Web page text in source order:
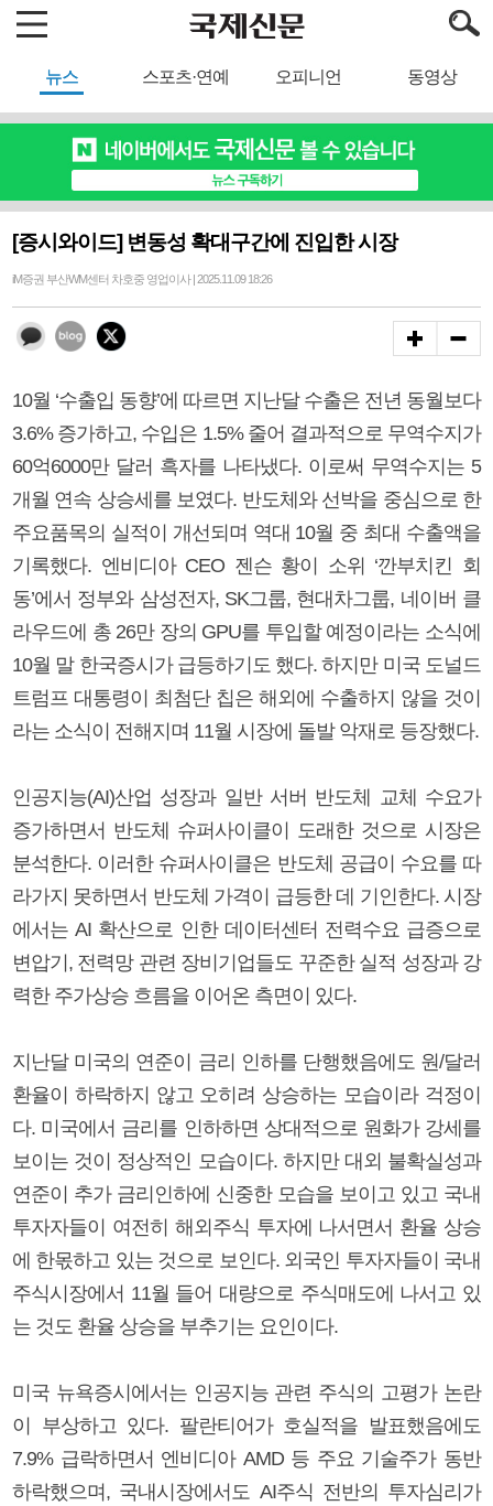
뉴스 스포츠·연예 오피니언 동영상
[증시와이드] 변동성 확대구간에 진입한 시장
iM증권 부산WM센터 차호중 영업이사 | 2025.11.09 18:26
10월 ‘수출입 동향’에 따르면 지난달 수출은 전년 동월보다
3.6% 증가하고, 수입은 1.5% 줄어 결과적으로 무역수지가
60억6000만 달러 흑자를 나타냈다. 이로써 무역수지는 5
개월 연속 상승세를 보였다. 반도체와 선박을 중심으로 한
주요품목의 실적이 개선되며 역대 10월 중 최대 수출액을
기록했다. 엔비디아 CEO 젠슨 황이 소위 ‘깐부치킨 회
동’에서 정부와 삼성전자, SK그룹, 현대차그룹, 네이버 클
라우드에 총 26만 장의 GPU를 투입할 예정이라는 소식에
10월 말 한국증시가 급등하기도 했다. 하지만 미국 도널드
트럼프 대통령이 최첨단 칩은 해외에 수출하지 않을 것이
라는 소식이 전해지며 11월 시장에 돌발 악재로 등장했다.
인공지능(AI)산업 성장과 일반 서버 반도체 교체 수요가
증가하면서 반도체 슈퍼사이클이 도래한 것으로 시장은
분석한다. 이러한 슈퍼사이클은 반도체 공급이 수요를 따
라가지 못하면서 반도체 가격이 급등한 데 기인한다. 시장
에서는 AI 확산으로 인한 데이터센터 전력수요 급증으로
변압기, 전력망 관련 장비기업들도 꾸준한 실적 성장과 강
력한 주가상승 흐름을 이어온 측면이 있다.
지난달 미국의 연준이 금리 인하를 단행했음에도 원/달러
환율이 하락하지 않고 오히려 상승하는 모습이라 걱정이
다. 미국에서 금리를 인하하면 상대적으로 원화가 강세를
보이는 것이 정상적인 모습이다. 하지만 대외 불확실성과
연준이 추가 금리인하에 신중한 모습을 보이고 있고 국내
투자자들이 여전히 해외주식 투자에 나서면서 환율 상승
에 한몫하고 있는 것으로 보인다. 외국인 투자자들이 국내
주식시장에서 11월 들어 대량으로 주식매도에 나서고 있
는 것도 환율 상승을 부추기는 요인이다.
미국 뉴욕증시에서는 인공지능 관련 주식의 고평가 논란
이 부상하고 있다. 팔란티어가 호실적을 발표했음에도
7.9% 급락하면서 엔비디아 AMD 등 주요 기술주가 동반
하락했으며, 국내시장에서도 AI주식 전반의 투자심리가